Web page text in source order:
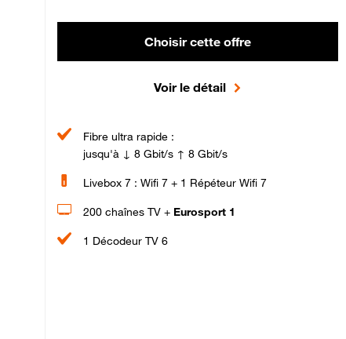
Choisir cette offre
Voir le détail
Fibre ultra rapide :
jusqu'à ↓ 8 Gbit/s ↑ 8 Gbit/s
Livebox 7 : Wifi 7 + 1 Répéteur Wifi 7
200 chaînes TV + Eurosport 1
1 Décodeur TV 6